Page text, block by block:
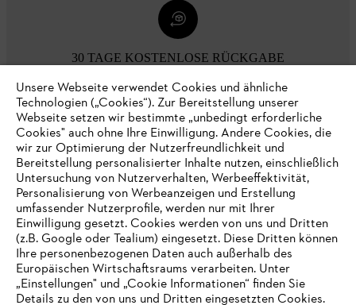
30 TAGE KOSTENLOSE RÜCKGABE
Zahlungsmöglichkeiten
Unternehmen
Unsere Webseite verwendet Cookies und ähnliche
Technologien („Cookies“). Zur Bereitstellung unserer
Webseite setzen wir bestimmte „unbedingt erforderliche
Cookies" auch ohne Ihre Einwilligung. Andere Cookies, die
wir zur Optimierung der Nutzerfreundlichkeit und
Bereitstellung personalisierter Inhalte nutzen, einschließlich
Untersuchung von Nutzerverhalten, Werbeeffektivität,
Personalisierung von Werbeanzeigen und Erstellung
umfassender Nutzerprofile, werden nur mit Ihrer
Einwilligung gesetzt. Cookies werden von uns und Dritten
(z.B. Google oder Tealium) eingesetzt. Diese Dritten können
Ihre personenbezogenen Daten auch außerhalb des
Europäischen Wirtschaftsraums verarbeiten. Unter
„Einstellungen" und „Cookie Informationen“ finden Sie
Details zu den von uns und Dritten eingesetzten Cookies.